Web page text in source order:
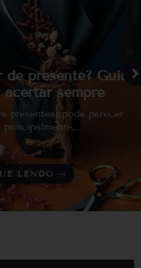
presente? Guia
sempre
pode parecer